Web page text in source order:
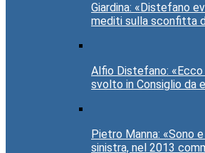
Giardina: «Distefano
mediti sulla sconfitta
Alfio Distefano:
svolto in Consiglio da
Pietro Manna: «Sono
sinistra, nel 2013